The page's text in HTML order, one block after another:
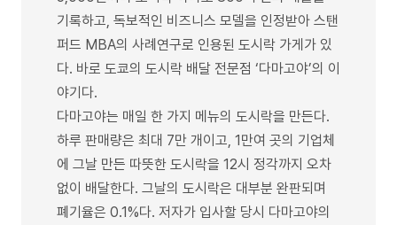
기록하고, 독보적인 비즈니스 모델을 인정받아 스탠
퍼드 MBA의 사례연구로 인용된 도시락 가게가 있
다. 바로 도쿄의 도시락 배달 전문점 ‘다마고야’의 이
야기다.
다마고야는 매일 한 가지 메뉴의 도시락을 만든다.
하루 판매량은 최대 7만 개이고, 1만여 곳의 기업체
에 그날 만든 따뜻한 도시락을 12시 정각까지 오차
없이 배달한다. 그날의 도시락은 대부분 완판되며
폐기율은 0.1%다. 저자가 입사할 당시 다마고야의